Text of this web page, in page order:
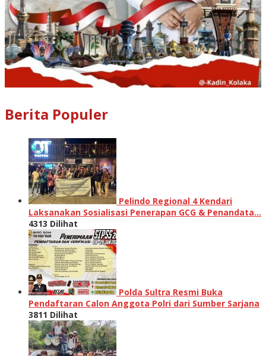
Berita Populer
Pelindo Regional 4 Kendari
Laksanakan Sosialisasi Penerapan GCG & Penandata…
4313 Dilihat
Polda Sultra Resmi Buka
Pendaftaran Calon Anggota Polri dari Sumber Sarjana
3811 Dilihat